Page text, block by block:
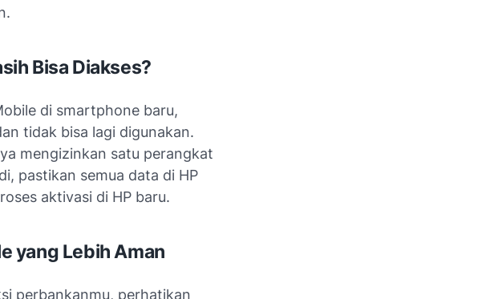
Bisa Diakses?
di smartphone baru,
tidak bisa lagi digunakan.
mengizinkan satu perangkat
pastikan semua data di HP
aktivasi di HP baru.
yang Lebih Aman
perbankanmu, perhatikan